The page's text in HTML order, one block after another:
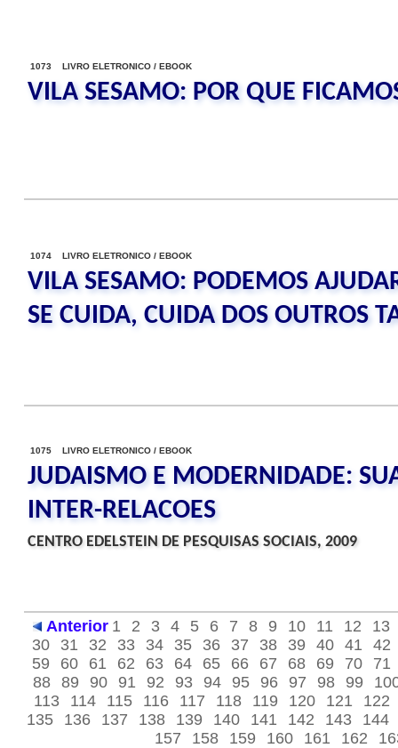
1073 LIVRO ELETRONICO / EBOOK
VILA SESAMO: POR QUE
1074 LIVRO ELETRONICO / EBOOK
VILA SESAMO: PODEMOS
SE CUIDA, CUIDA DOS OUTROS
1075 LIVRO ELETRONICO / EBOOK
JUDAISMO E MODERNIDADE:
INTER-RELACOES
CENTRO EDELSTEIN DE PESQUISAS SOCIAIS, 2009
Anterior 1 2 3 4 5 6 7 8 9 10 11 12
13
30
31 32 33 34 35 36 37 38 39 40 41
42
59
60 61 62 63 64 65 66 67 68 69 70
71
88 89 90 91 92 93 94 95 96 97 98 99
113
114 115 116 117 118 119 120 121
122
135
136 137 138 139 140 141 142 143
144
157
158 159 160 161 162